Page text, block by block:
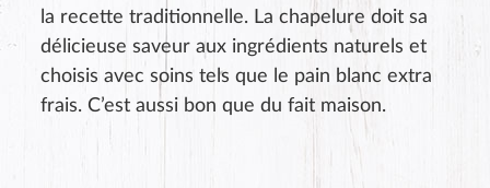
la recette traditionnelle. La chapelure doit sa
délicieuse saveur aux ingrédients naturels et
choisis avec soins tels que le pain blanc extra
frais. C’est aussi bon que du fait maison.